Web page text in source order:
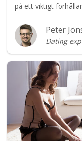
på ett viktigt
Peter
Dating